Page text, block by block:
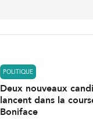
POLITIQUE
Deux nouveaux
lancent dans la
Boniface